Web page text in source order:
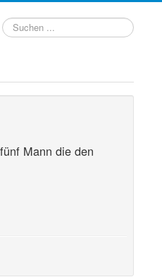
Suchen
...
Mann die den